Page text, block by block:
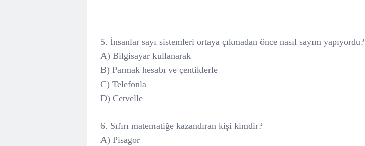
5. İnsanlar sayı sistemleri ortaya çıkmadan önce nasıl sayım yapıyordu?
A) Bilgisayar kullanarak
B) Parmak hesabı ve çentiklerle
C) Telefonla
D) Cetvelle
6. Sıfırı matematiğe kazandıran kişi kimdir?
A) Pisagor